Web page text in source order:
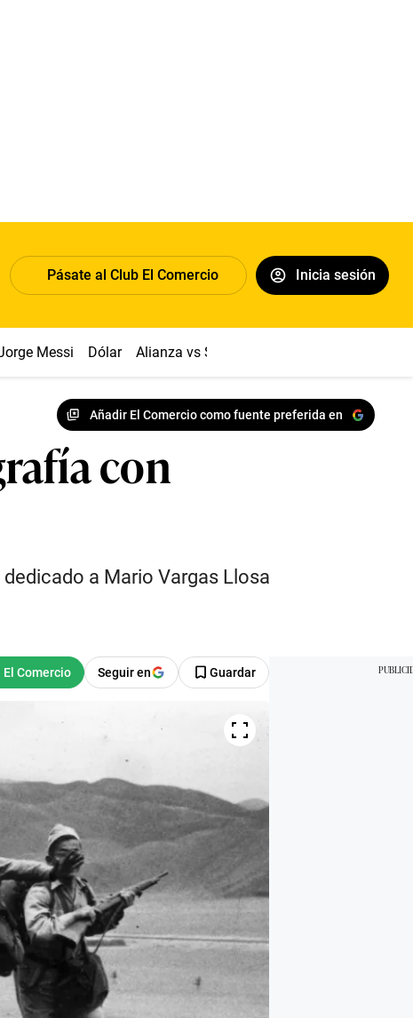
Pásate al Club El Comercio Inicia sesión
Messi Dólar Alianza vs Sport Boys
Añadir El Comercio como fuente preferida en
con
a Mario Vargas Llosa
Seguir en Guardar